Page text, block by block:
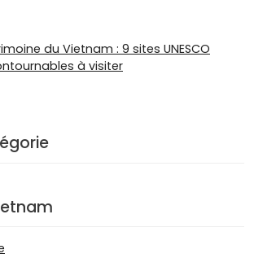
du Vietnam : 9 sites UNESCO
à visiter